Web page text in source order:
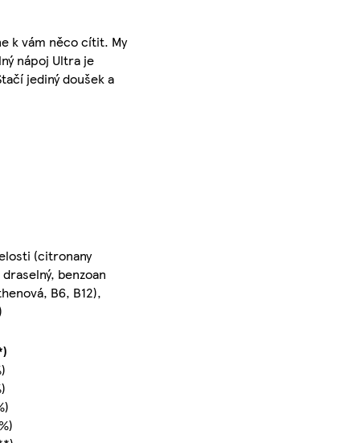
k vám něco cítit. My
nápoj Ultra je
jediný doušek a
(citronany
benzoan
B6, B12),